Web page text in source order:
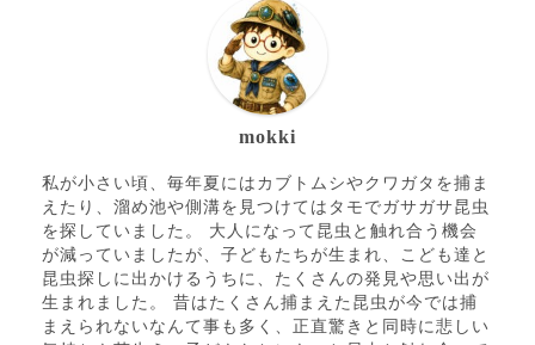
mokki
私が小さい頃、毎年夏にはカブトムシやクワガタを捕ま
えたり、溜め池や側溝を見つけてはタモでガサガサ昆虫
を探していました。 大人になって昆虫と触れ合う機会
が減っていましたが、子どもたちが生まれ、こども達と
昆虫探しに出かけるうちに、たくさんの発見や思い出が
生まれました。 昔はたくさん捕まえた昆虫が今では捕
まえられないなんて事も多く、正直驚きと同時に悲しい